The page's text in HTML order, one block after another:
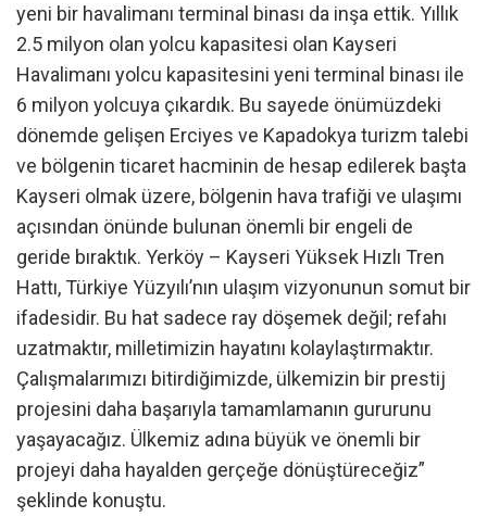
yeni bir havalimanı terminal binası da inşa ettik. Yıllık
2.5 milyon olan yolcu kapasitesi olan Kayseri
Havalimanı yolcu kapasitesini yeni terminal binası ile
6 milyon yolcuya çıkardık. Bu sayede önümüzdeki
dönemde gelişen Erciyes ve Kapadokya turizm talebi
ve bölgenin ticaret hacminin de hesap edilerek başta
Kayseri olmak üzere, bölgenin hava trafiği ve ulaşımı
açısından önünde bulunan önemli bir engeli de
geride bıraktık. Yerköy – Kayseri Yüksek Hızlı Tren
Hattı, Türkiye Yüzyılı’nın ulaşım vizyonunun somut bir
ifadesidir. Bu hat sadece ray döşemek değil; refahı
uzatmaktır, milletimizin hayatını kolaylaştırmaktır.
Çalışmalarımızı bitirdiğimizde, ülkemizin bir prestij
projesini daha başarıyla tamamlamanın gururunu
yaşayacağız. Ülkemiz adına büyük ve önemli bir
projeyi daha hayalden gerçeğe dönüştüreceğiz”
şeklinde konuştu.